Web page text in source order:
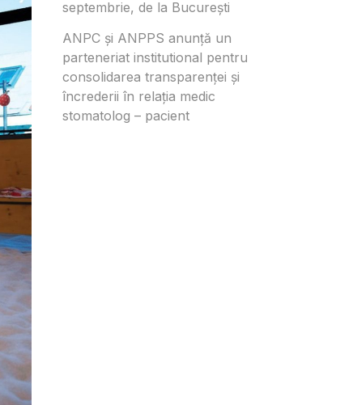
septembrie, de la București
ANPC și ANPPS anunță un
parteneriat institutional pentru
consolidarea transparenței și
încrederii în relația medic
stomatolog – pacient